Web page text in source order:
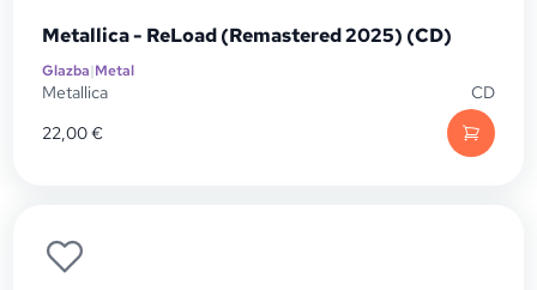
Metallica - ReLoad (Remastered 2025) (CD)
Glazba|Metal
Metallica
CD
22,00€